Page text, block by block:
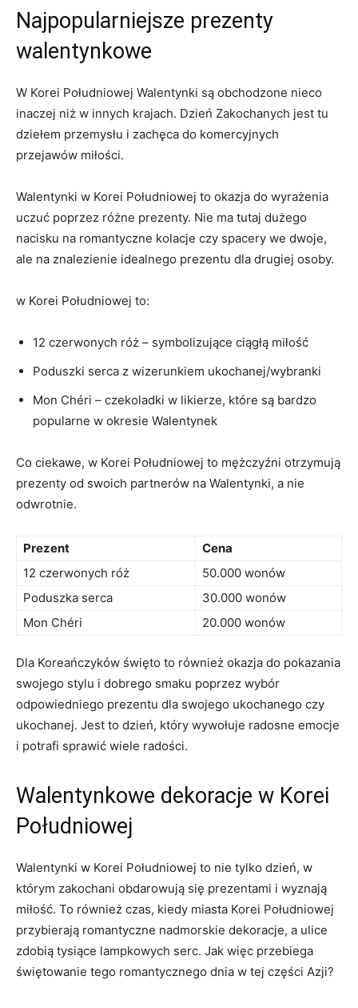
Najpopularniejsze prezenty
walentynkowe
W ‍Korei ⁢Południowej Walentynki są obchodzone nieco
inaczej niż w innych krajach. Dzień Zakochanych jest tu
dziełem przemysłu⁣ i zachęca do komercyjnych
przejawów miłości.
Walentynki ​w Korei Południowej⁤ to okazja do wyrażenia
uczuć ⁣poprzez różne prezenty. Nie ma tutaj dużego
nacisku na⁣ romantyczne kolacje czy spacery we dwoje,
ale na znalezienie idealnego⁤ prezentu dla drugiej osoby.
w⁢ Korei Południowej⁢ to:
12 czerwonych róż – symbolizujące ciągłą⁢ miłość
Poduszki ⁤serca z wizerunkiem ukochanej/wybranki
Mon Chéri –⁣ czekoladki ⁣w likierze, które są ​bardzo⁢
popularne​ w okresie Walentynek
Co ciekawe, w Korei Południowej to mężczyźni otrzymują
prezenty od swoich partnerów na Walentynki, a⁤ nie
odwrotnie.
Prezent
Cena
12 czerwonych róż
50.000​ wonów
Poduszka serca
30.000 wonów
Mon Chéri
20.000 wonów
Dla Koreańczyków święto to również okazja do pokazania
swojego stylu i dobrego smaku poprzez wybór
odpowiedniego prezentu dla swojego ukochanego czy⁤
ukochanej. Jest to dzień, który ⁣wywołuje radosne emocje
⁤i potrafi sprawić wiele radości.
Walentynkowe dekoracje w Korei
Południowej
Walentynki w Korei Południowej to nie tylko ⁣dzień, w
którym​ zakochani obdarowują się prezentami i wyznają
miłość. To⁢ również czas, ‌kiedy miasta ⁢Korei Południowej
przybierają romantyczne nadmorskie dekoracje, a ulice
zdobią tysiące lampkowych serc. Jak więc ⁢przebiega
świętowanie ⁣tego romantycznego dnia w tej części ‍Azji?